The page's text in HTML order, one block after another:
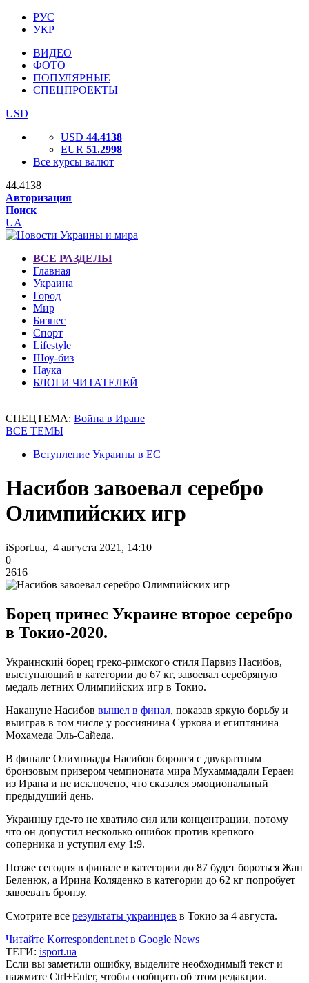
РУС
УКР
ВИДЕО
ФОТО
ПОПУЛЯРНЫЕ
СПЕЦПРОЕКТЫ
USD
USD 44.4138
EUR 51.2998
Все курсы валют
44.4138
Авторизация
Поиск
UA
ВСЕ РАЗДЕЛЫ
Главная
Украина
Город
Мир
Бизнес
Спорт
Lifestyle
Шоу-биз
Наука
БЛОГИ ЧИТАТЕЛЕЙ
СПЕЦТЕМА: Война в Иране
ВСЕ ТЕМЫ
Вступление Украины в ЕС
Насибов завоевал серебро
Олимпийских игр
iSport.ua, 4 августа 2021, 14:10
0
2616
Борец принес Украине второе серебро
в Токио-2020.
Украинский борец греко-римского стиля Парвиз Насибов,
выступающий в категории до 67 кг, завоевал серебряную
медаль летних Олимпийских игр в Токио.
Накануне Насибов вышел в финал, показав яркую борьбу и
выиграв в том числе у россиянина Суркова и египтянина
Мохамеда Эль-Сайеда.
В финале Олимпиады Насибов боролся с двукратным
бронзовым призером чемпионата мира Мухаммадали Гераеи
из Ирана и не исключено, что сказался эмоциональный
предыдущий день.
Украинцу где-то не хватило сил или концентрации, потому
что он допустил несколько ошибок против крепкого
соперника и уступил ему 1:9.
Позже сегодня в финале в категории до 87 будет бороться Жан
Беленюк, а Ирина Коляденко в категории до 62 кг попробует
завоевать бронзу.
Смотрите все результаты украинцев в Токио за 4 августа.
Читайте Korrespondent.net в Google News
ТЕГИ: isport.ua
Если вы заметили ошибку, выделите необходимый текст и
нажмите Ctrl+Enter, чтобы сообщить об этом редакции.